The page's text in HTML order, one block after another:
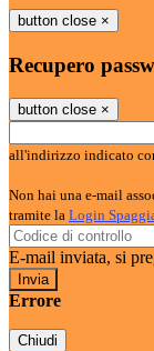
button close ×
Recupero
button close ×
all'indirizzo indicato
Non hai una e-mail
tramite la Login
E-mail inviata, si
Errore
Chiudi